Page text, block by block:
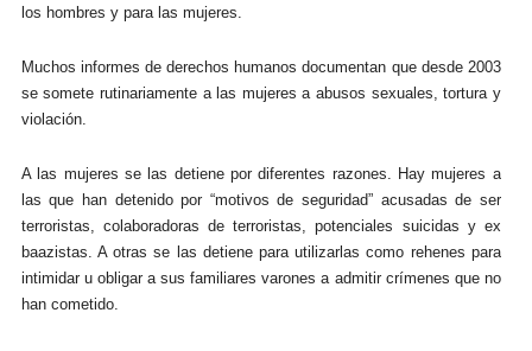
los hombres y para las mujeres.
Muchos informes de derechos humanos documentan que desde 2003
se somete rutinariamente a las mujeres a abusos sexuales, tortura y
violación.
A las mujeres se las detiene por diferentes razones. Hay mujeres a
las que han detenido por “motivos de seguridad” acusadas de ser
terroristas, colaboradoras de terroristas, potenciales suicidas y ex
baazistas. A otras se las detiene para utilizarlas como rehenes para
intimidar u obligar a sus familiares varones a admitir crímenes que no
han cometido.